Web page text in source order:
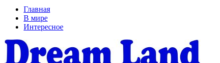
Главная
В мире
Интересное